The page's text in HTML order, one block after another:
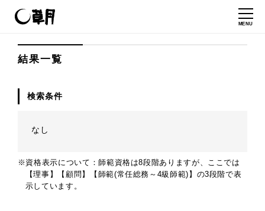
MENU
結果一覧
検索条件
なし
※資格表示について：師範資格は8段階ありますが、ここでは
【理事】【顧問】【師範(常任総務～4級師範)】の3段階で表
示しています。